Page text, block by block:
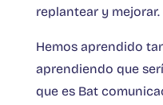
replantear y mejorar.
Hemos aprendido
aprendiendo que
que es Bat